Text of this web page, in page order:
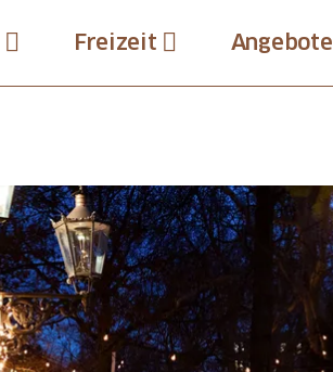
Freizeit Angebote